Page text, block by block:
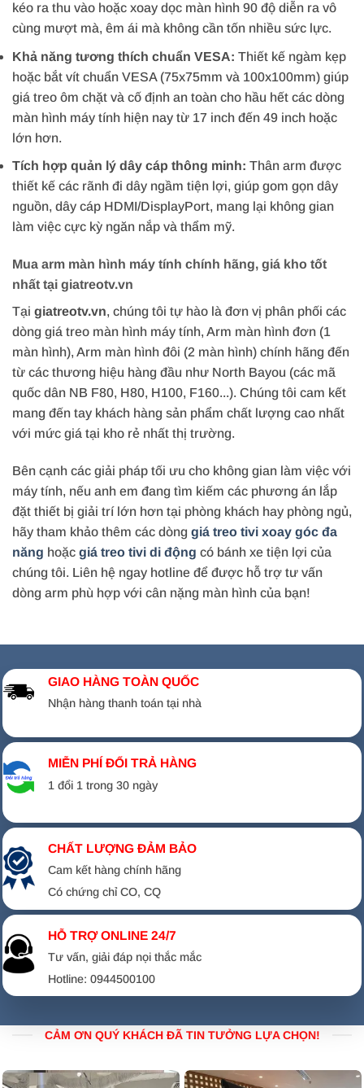
kéo ra thu vào hoặc xoay dọc màn hình 90 độ diễn ra vô
cùng mượt mà, êm ái mà không cần tốn nhiều sức lực.
Khả năng tương thích chuẩn VESA: Thiết kế ngàm kẹp
hoặc bắt vít chuẩn VESA (75x75mm và 100x100mm) giúp
giá treo ôm chặt và cố định an toàn cho hầu hết các dòng
màn hình máy tính hiện nay từ 17 inch đến 49 inch hoặc
lớn hơn.
Tích hợp quản lý dây cáp thông minh: Thân arm được
thiết kế các rãnh đi dây ngầm tiện lợi, giúp gom gọn dây
nguồn, dây cáp HDMI/DisplayPort, mang lại không gian
làm việc cực kỳ ngăn nắp và thẩm mỹ.
Mua arm màn hình máy tính chính hãng, giá kho tốt
nhất tại giatreotv.vn
Tại giatreotv.vn, chúng tôi tự hào là đơn vị phân phối các
dòng giá treo màn hình máy tính, Arm màn hình đơn (1
màn hình), Arm màn hình đôi (2 màn hình) chính hãng đến
từ các thương hiệu hàng đầu như North Bayou (các mã
quốc dân NB F80, H80, H100, F160...). Chúng tôi cam kết
mang đến tay khách hàng sản phẩm chất lượng cao nhất
với mức giá tại kho rẻ nhất thị trường.
Bên cạnh các giải pháp tối ưu cho không gian làm việc với
máy tính, nếu anh em đang tìm kiếm các phương án lắp
đặt thiết bị giải trí lớn hơn tại phòng khách hay phòng ngủ,
hãy tham khảo thêm các dòng giá treo tivi xoay góc đa
năng hoặc giá treo tivi di động có bánh xe tiện lợi của
chúng tôi. Liên hệ ngay hotline để được hỗ trợ tư vấn
dòng arm phù hợp với cân nặng màn hình của bạn!
GIAO HÀNG TOÀN QUỐC
Nhận hàng thanh toán tại nhà
MIỄN PHÍ ĐỔI TRẢ HÀNG
1 đổi 1 trong 30 ngày
CHẤT LƯỢNG ĐẢM BẢO
Cam kết hàng chính hãng
Có chứng chỉ CO, CQ
HỖ TRỢ ONLINE 24/7
Tư vấn, giải đáp nọi thắc mắc
Hotline: 0944500100
CẢM ƠN QUÝ KHÁCH ĐÃ TIN TƯỞNG LỰA CHỌN!